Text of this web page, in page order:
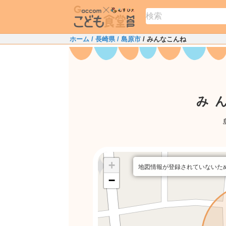
ホーム / 長崎県/ 島原市 / みんなこんね
み
+
−
地図情報が登録されていない